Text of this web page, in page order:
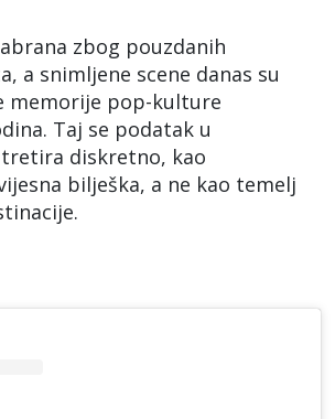
zbog pouzdanih
a snimljene scene danas su
memorije pop-kulture
Taj se podatak u
diskretno, kao
bilješka, a ne kao temelj